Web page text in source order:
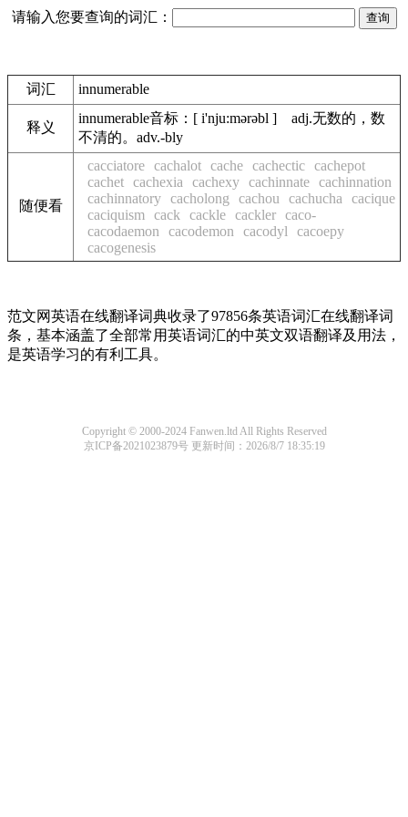
请输入您要查询的词汇：
词汇 innumerable
释义
innumerable音标：[ i'nju:mərəbl ] adj.无数的，数
不清的。adv.-bly
随便看
cacciatore cachalot cache cachectic cachepot
cachet cachexia cachexy cachinnate cachinnation
cachinnatory cacholong cachou cachucha
cacique
caciquism
cack cackle cackler caco-
cacodaemon
cacodemon cacodyl
cacoepy
cacogenesis
范文网英语在线翻译词典收录了97856条英语词汇在线翻译词
条，基本涵盖了全部常用英语词汇的中英文双语翻译及用法，
是英语学习的有利工具。
Copyright © 2000-2024 Fanwen.ltd All Rights Reserved
京ICP备2021023879号更新时间：2026/8/7 18:35:19